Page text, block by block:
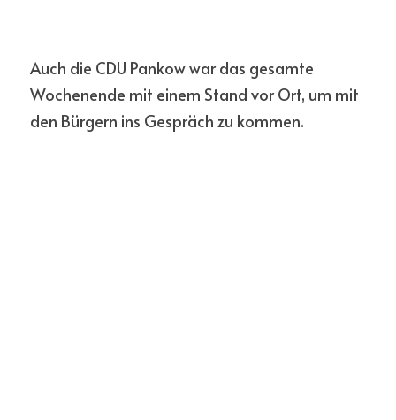
Auch die CDU Pankow war das gesamte
Wochenende mit einem Stand vor Ort, um mit
den Bürgern ins Gespräch zu kommen.